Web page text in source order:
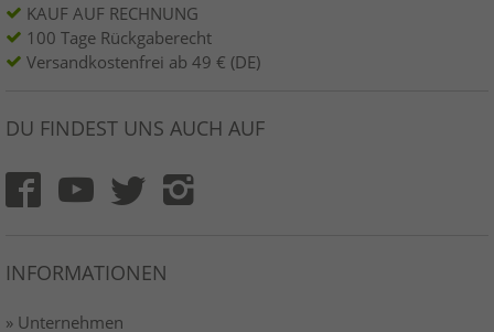
KAUF AUF RECHNUNG
100 Tage Rückgaberecht
Versandkostenfrei ab 49 € (DE)
DU FINDEST UNS AUCH AUF
INFORMATIONEN
» Unternehmen